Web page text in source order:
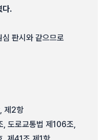
다.
판시와 같으므로
제2항
도로교통법 제106조,